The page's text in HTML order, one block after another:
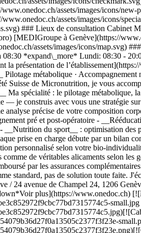
assets/images/icons/
assets/images/icons/
### Lieux de consultation Cabinet
[MEDIGroupe à Genève](https://
assets/images/icons/map.svg)
*expand\_more* Lundi: 08:30 -
présentation de
métabolique ·
Suisse de Micronutrition, je vous
spécialité : le pilotage métabolique,
je construis avec vous une stratégie
précise de votre composition
pré et post-opératoire -
__Nutrition du sport__ : optimisation
prise en charge débute par un bilan
personnalisé selon votre bio-
de véritables alicaments selon
par les assurances
standard, pas de solution toute faite.
/ 24 avenue de Champel 24, 1206
plus](https://www.onedoc.ch)